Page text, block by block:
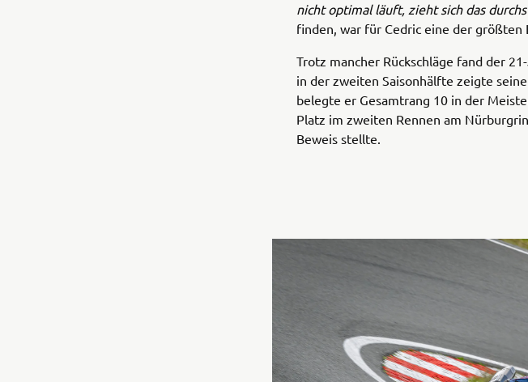
nicht optimal läuft, zieht sich das
finden, war für Cedric eine der größten
Trotz mancher Rückschläge fand der
in der zweiten Saisonhälfte zeigte
belegte er Gesamtrang 10 in der
Platz im zweiten Rennen am
Beweis stellte.